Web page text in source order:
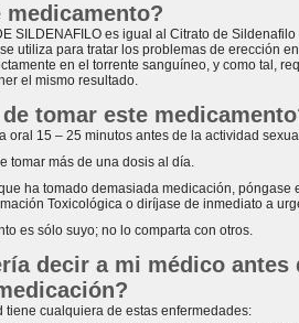
medicamento?
SILDENAFILO es igual al Citrato de Sildenafilo
utiliza para tratar los problemas de erección
en el torrente sanguíneo, y como tal,
el mismo resultado.
tomar este
oral 15 – 25 minutos antes de la actividad
tomar más de una dosis al día.
ha tomado demasiada medicación, póngase
Toxicológica o diríjase de inmediato a
es sólo suyo; no lo comparta con otros.
decir a mi médico antes
tiene cualquiera de estas enfermedades: